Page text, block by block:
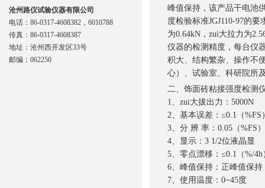
峰值保持，该产品干电池
度检验标准JGJ110-97的
为0.64kN，zui大拉力为
仪器的检测精度，每台仪
积大、结构繁杂、操作不
心）、试验室、科研院所
二、饰面砖粘接强度检测
1、zui大拔出力：5000N
2、基本误差：≤0.1（%FS
3、分 辨 率：0.05（%FS）
4、显示：3 1/2位液晶显
5、零点漂移：≤0.1（%/4h
6、峰值保持：正峰值保
7、使用温度：0~45度
沧州路仪试验仪器有限公司
电话：86-0317-4608382，6010788
传真：86-0317-4608387
地址：沧州西开发区33号
邮编：062250